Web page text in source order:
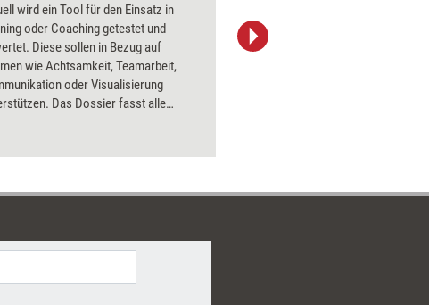
wird ein Tool für den Einsatz in
oder Coaching getestet und
Diese sollen in Bezug auf
wie Achtsamkeit, Teamarbeit,
oder Visualisierung
Das Dossier fasst alle